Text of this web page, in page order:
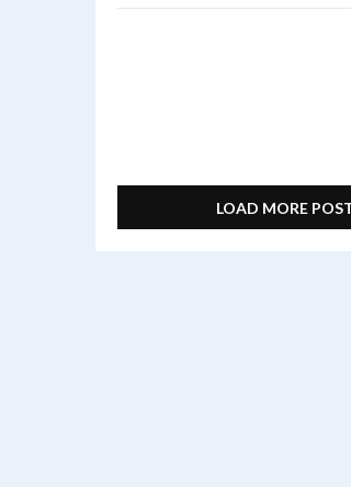
LOAD MORE